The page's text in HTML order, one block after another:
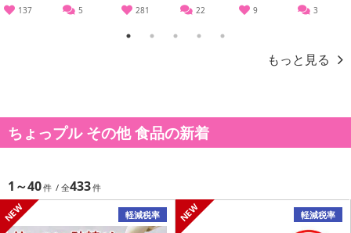
137 5 281 22 9 3
1 2 3 4 5
もっと見る
ちょっプル その他 食品の新着
1～40 433
軽減税率 軽減税率